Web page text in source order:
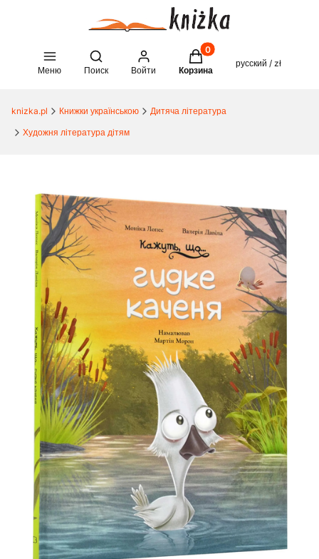
Меню
Open search engine
Поиск Войти
Товары в корзине: 0.
Корзина
русский / zł
knizka.pl Книжки українською
Дитяча література
Художня література дітям